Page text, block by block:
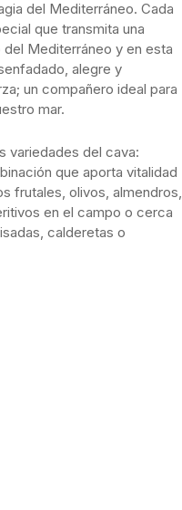
del Mediterráneo. Cada
que transmita una
Mediterráneo y en esta
alegre y
un compañero ideal para
mar.
variedades del cava:
que aporta vitalidad
frutales, olivos, almendros,
en el campo o cerca
calderetas o